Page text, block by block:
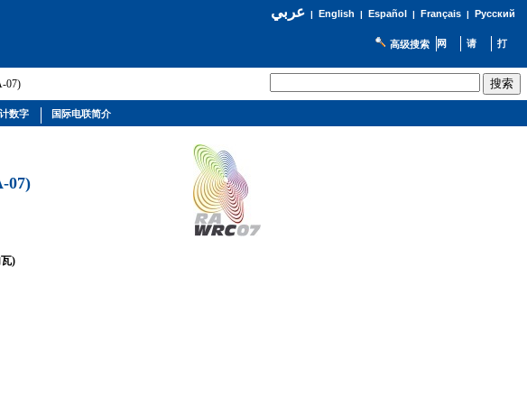
عربي| English | Español | Français| Русский
高级搜索
07)
07)
)
数字 国际电联简介